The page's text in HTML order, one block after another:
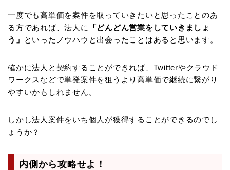
一度でも高単価を案件を取っていきたいと思ったことのあ
る方であれば、法人に
「どんどん営業をしていきましょ
う」
といったノウハウと出会ったことはあると思います。
確かに法人と契約することができれば、Twitterやクラウド
ワークスなどで単発案件を狙うより高単価で継続に繋がり
やすいかもしれません。
しかし法人案件をいち個人が獲得することができるのでし
ょうか？
内側から攻略せよ！